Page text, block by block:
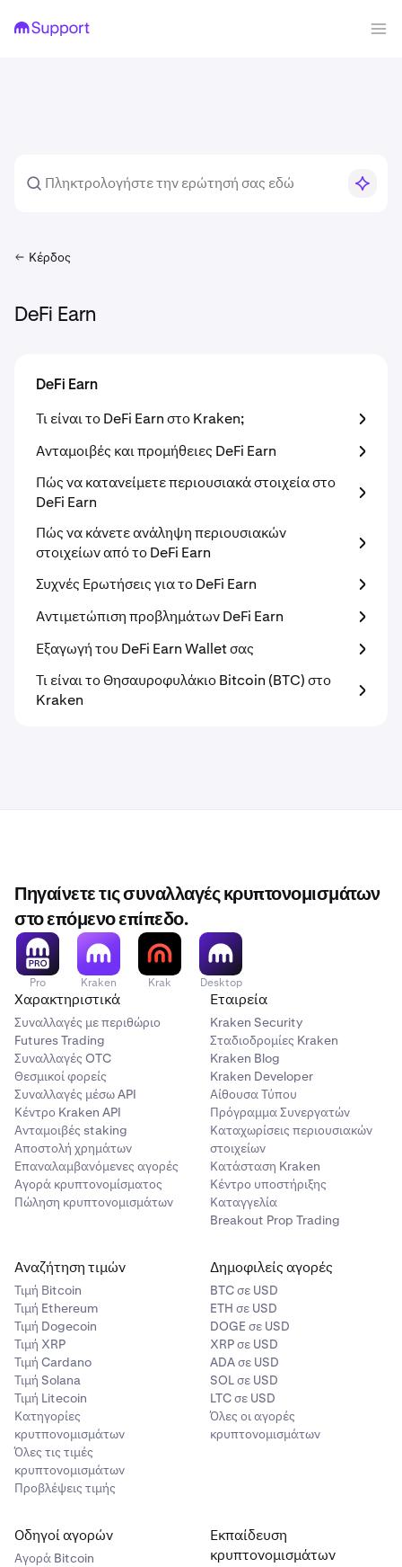
Κέρδος
DeFi Earn
DeFi Earn
Τι είναι το DeFi Earn στο Kraken;
Ανταμοιβές και προμήθειες DeFi Earn
Πώς να κατανείμετε περιουσιακά στοιχεία στο
DeFi Earn
Πώς να κάνετε ανάληψη περιουσιακών
στοιχείων από το DeFi Earn
Συχνές Ερωτήσεις για το DeFi Earn
Αντιμετώπιση προβλημάτων DeFi Earn
Εξαγωγή του DeFi Earn Wallet σας
Τι είναι το Θησαυροφυλάκιο Bitcoin (BTC) στο
Kraken
Πηγαίνετε τις συναλλαγές κρυπτονομισμάτων
στο επόμενο επίπεδο.
Pro Kraken Krak Desktop
Χαρακτηριστικά
Συναλλαγές με περιθώριο
Futures Trading
Συναλλαγές OTC
Θεσμικοί φορείς
Συναλλαγές μέσω API
Κέντρο Kraken API
Ανταμοιβές staking
Αποστολή χρημάτων
Επαναλαμβανόμενες αγορές
Αγορά κρυπτονομίσματος
Πώληση κρυπτονομισμάτων
Εταιρεία
Kraken Security
Σταδιοδρομίες Kraken
Kraken Blog
Kraken Developer
Αίθουσα Τύπου
Πρόγραμμα Συνεργατών
Καταχωρίσεις περιουσιακών
στοιχείων
Κατάσταση Kraken
Κέντρο υποστήριξης
Καταγγελία
Breakout Prop Trading
Αναζήτηση τιμών
Τιμή Βitcoin
Τιμή Ethereum
Τιμή Dogecoin
Τιμή XRP
Τιμή Cardano
Τιμή Solana
Τιμή Litecoin
Κατηγορίες
κρυτπονομισμάτων
Όλες τις τιμές
κρυπτονομισμάτων
Προβλέψεις τιμής
Δημοφιλείς αγορές
BTC σε USD
ETH σε USD
DOGE σε USD
XRP σε USD
ADA σε USD
SOL σε USD
LTC σε USD
Όλες οι αγορές
κρυπτονομισμάτων
Οδηγοί αγορών
Αγορά Bitcoin
Εκπαίδευση
κρυπτονομισμάτων